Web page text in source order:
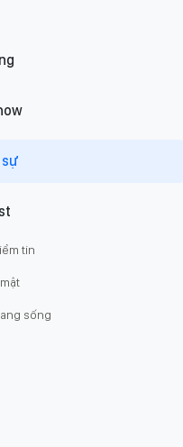
sự
tin
sống